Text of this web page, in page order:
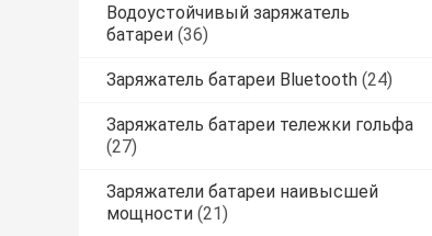
Водоустойчивый заряжатель
батареи (36)
Заряжатель батареи Bluetooth (24)
Заряжатель батареи тележки гольфа
(27)
Заряжатели батареи наивысшей
мощности (21)